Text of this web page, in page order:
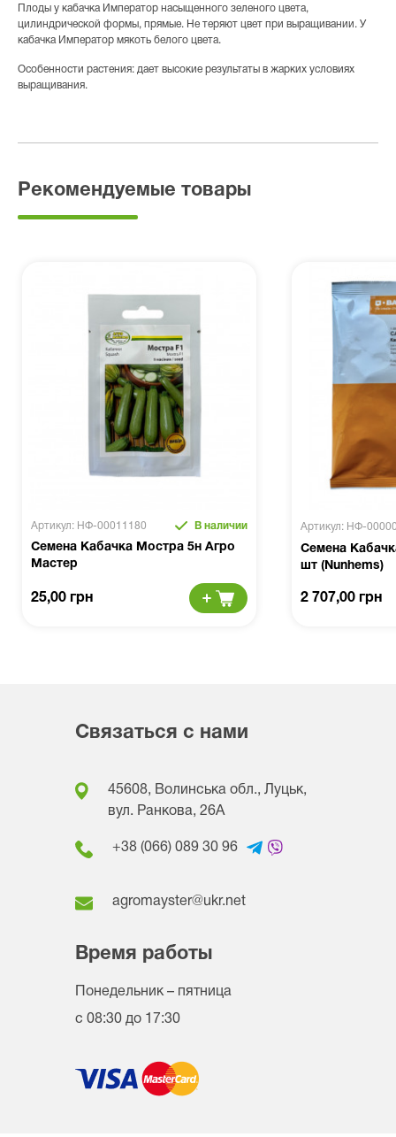
Плоды у кабачка Император насыщенного зеленого цвета,
цилиндрической формы, прямые. Не теряют цвет при выращивании. У
кабачка Император мякоть белого цвета.
Особенности растения: дает высокие результаты в жарких условиях
выращивания.
Рекомендуемые товары
Артикул: НФ-00011180 В наличии
Семена Кабачка Мостра 5н Агро
Мастер
25,00 грн
Артикул: НФ-
Семена
шт (Nunhems)
2 707,00 грн
Связаться с нами
45608, Волинська обл., Луцьк,
вул. Ранкова, 26A
+38 (066) 089 30 96
agromayster@ukr.net
Время работы
Понедельник – пятница
с 08:30 до 17:30